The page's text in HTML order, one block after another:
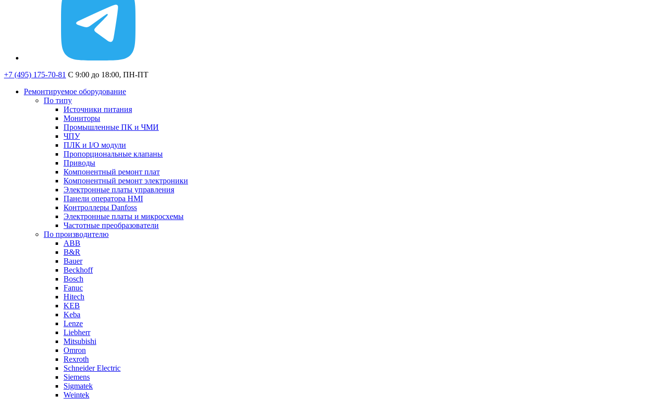
+7 (495) 175-70-81 C 9:00 до 18:00, ПН-ПТ
Ремонтируемое оборудование
По типу
Источники питания
Мониторы
Промышленные ПК и ЧМИ
ЧПУ
ПЛК и I/O модули
Пропорциональные клапаны
Приводы
Компонентный ремонт плат
Компонентный ремонт электроники
Электронные платы управления
Панели оператора HMI
Контроллеры Danfoss
Электронные платы и микросхемы
Частотные преобразователи
По производителю
ABB
B&R
Bauer
Beckhoff
Bosch
Fanuc
Hitech
KEB
Keba
Lenze
Liebherr
Mitsubishi
Omron
Rexroth
Schneider Electric
Siemens
Sigmatek
Weintek